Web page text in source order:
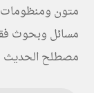
متون ومنظومات
مسائل وبحوث
مصطلح الحديث